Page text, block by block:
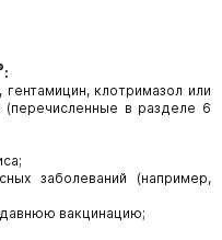
:
клотримазол или
в разделе 6
заболеваний (например,
вакцинацию;